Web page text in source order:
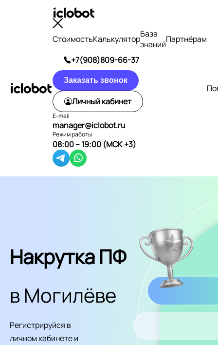
СтоимостьКалькуляторБаза
знанийПартнёрам
+7(908)809-66-37
Заказать звонок
Личный кабинет
E-mail
manager@iclobot.ru
Режим работы
08:00 – 19:00 (МСК +3)
Накрутка ПФ
в Могилёве
Регистрируйся в
личном кабинете и